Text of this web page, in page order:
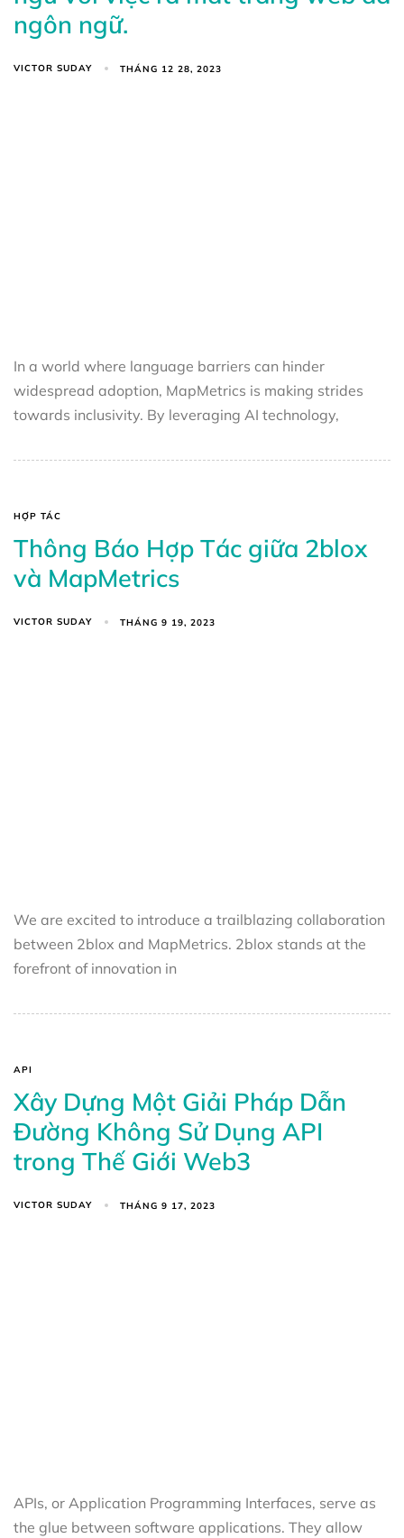
ngôn ngữ.
VICTOR SUDAY THÁNG 12 28, 2023
In a world where language barriers can hinder
widespread adoption, MapMetrics is making strides
towards inclusivity. By leveraging AI technology,
HỢP TÁC
Thông Báo Hợp Tác giữa 2blox
và MapMetrics
VICTOR SUDAY THÁNG 9 19, 2023
We are excited to introduce a trailblazing collaboration
between 2blox and MapMetrics. 2blox stands at the
forefront of innovation in
API
Xây Dựng Một Giải Pháp Dẫn
Đường Không Sử Dụng API
trong Thế Giới Web3
VICTOR SUDAY THÁNG 9 17, 2023
APIs, or Application Programming Interfaces, serve as
the glue between software applications. They allow